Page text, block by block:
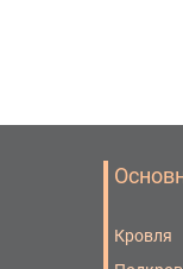
Кровля